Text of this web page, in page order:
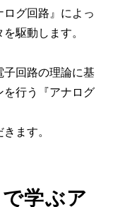
グ回路』によっ
駆動します。
回路の理論に基
を行う『アナログ
ます。
学ぶア